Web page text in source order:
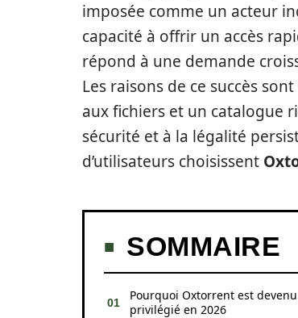
imposée comme un acteur
capacité à offrir un accès
répond à une demande
Les raisons de ce succès
aux fichiers et un catalogue
sécurité et à la légalité
d’utilisateurs choisissent
SOMMAIRE
Pourquoi Oxtorrent est
privilégié en 2026